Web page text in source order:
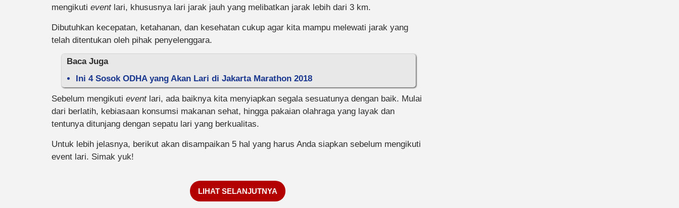
mengikuti eventlari, khususnya lari jarak jauh yang melibatkan jarak lebih dari 3 km.
Dibutuhkan kecepatan, ketahanan, dan kesehatan cukup agar kita mampu melewati jarak yang
telah ditentukan oleh pihak penyelenggara.
Baca Juga
Ini 4 Sosok ODHA yang Akan Lari di Jakarta Marathon 2018
Sebelum mengikuti eventlari, ada baiknya kita menyiapkan segala sesuatunya dengan baik. Mulai
dari berlatih, kebiasaan konsumsi makanan sehat, hingga pakaian olahraga yang layak dan
tentunya ditunjang dengan sepatu lari yang berkualitas.
Untuk lebih jelasnya, berikut akan disampaikan 5 hal yang harus Anda siapkan sebelum mengikuti
event lari. Simak yuk!
LIHAT SELANJUTNYA